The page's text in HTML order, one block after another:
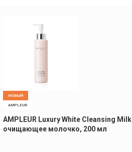
НОВЫЙ
AMPLEUR
AMPLEUR Luxury White Cleansing Milk
очищающее молочко, 200 мл